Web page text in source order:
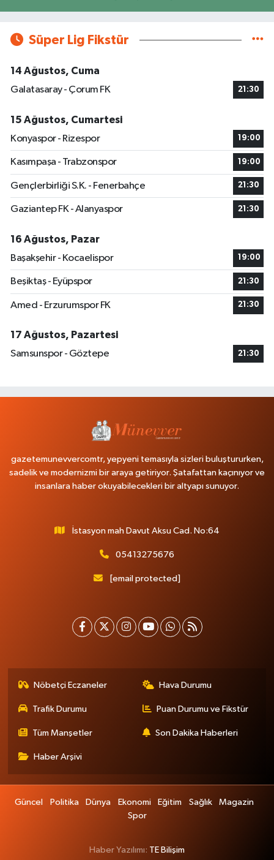
Süper Lig Fikstür
14 Ağustos, Cuma
Galatasaray - Çorum FK
21:30
15 Ağustos, Cumartesi
Konyaspor - Rizespor
19:00
Kasımpaşa - Trabzonspor 19:00
Gençlerbirliği S.K. - Fenerbahçe 21:30
Gaziantep FK - Alanyaspor 21:30
16 Ağustos, Pazar
Başakşehir - Kocaelispor
19:00
Beşiktaş - Eyüpspor 21:30
Amed - Erzurumspor FK 21:30
17 Ağustos, Pazartesi
Samsunspor - Göztepe
21:30
gazetemunevvercomtr, yepyeni temasıyla sizleri buluştururken,
sadelik ve modernizmi bir araya getiriyor. Şatafattan kaçınıyor ve
insanlara haber okuyabilecekleri bir altyapı sunuyor.
İstasyon mah Davut Aksu Cad. No:64
05413275676
[email protected]
Nöbetçi Eczaneler Hava Durumu
Trafik Durumu Puan Durumu ve Fikstür
Tüm Manşetler Son Dakika Haberleri
Haber Arşivi
Güncel Politika Dünya Ekonomi Eğitim Sağlık
Magazin
Spor
Haber Yazılımı: TE Bilişim